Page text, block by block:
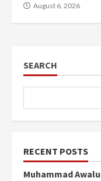
August 6, 2026
SEARCH
RECENT POSTS
Muhammad